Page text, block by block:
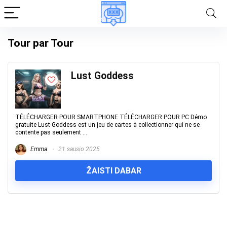
Tour par Tour
Lust Goddess
TÉLÉCHARGER POUR SMARTPHONE TÉLÉCHARGER POUR PC Démo
gratuite Lust Goddess est un jeu de cartes à collectionner qui ne se
contente pas seulement ...
Emma 21 sausio 2025
ŽAISTI DABAR